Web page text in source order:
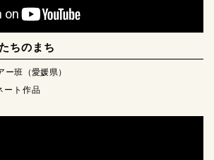
ちのまち
ー班（愛媛県）
ート作品